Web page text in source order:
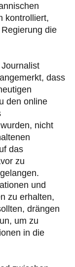
kontrolliert,
die
dass
den online
nicht
das
zu
und
zu erhalten,
drängen
um zu
in die